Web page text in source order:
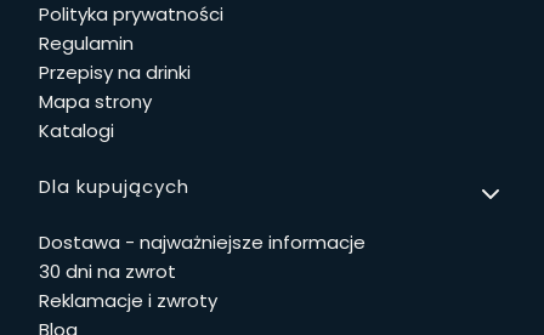
Polityka prywatności
Regulamin
Przepisy na drinki
Mapa strony
Katalogi
Dla kupujących
Dostawa - najważniejsze informacje
30 dni na zwrot
Reklamacje i zwroty
Blog